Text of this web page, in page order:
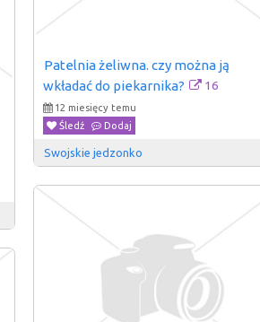
Patelnia żeliwna. czy można ją
wkładać do piekarnika?
16
12 miesięcy temu
Śledź
Dodaj
Swojskie jedzonko